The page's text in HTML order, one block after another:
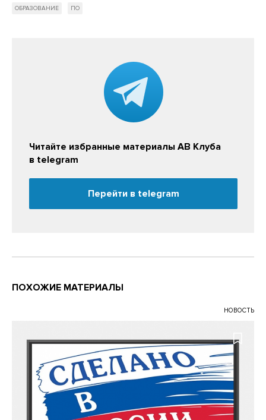
ОБРАЗОВАНИЕ ПО
Читайте избранные материалы АВ Клуба
в telegram
Перейти в telegram
ПОХОЖИЕ МАТЕРИАЛЫ
НОВОСТЬ